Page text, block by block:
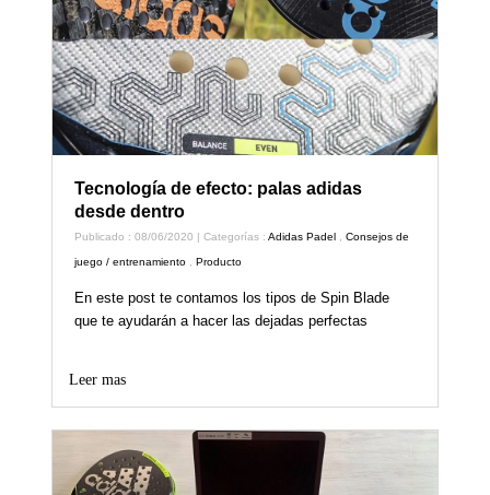
Tecnología de efecto: palas adidas
desde dentro
Publicado : 08/06/2020 | Categorías :Adidas Padel ,Consejos de
juego / entrenamiento ,Producto
En este post te contamos los tipos de Spin Blade
que te ayudarán a hacer las dejadas perfectas
Leer mas